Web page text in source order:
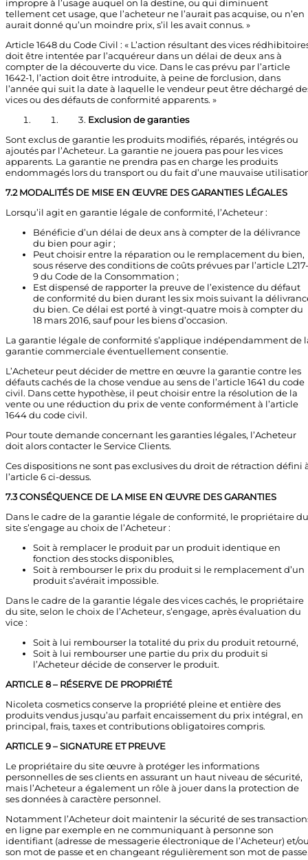
impropre à l’usage auquel on la destine, ou qui diminuent
tellement cet usage, que l’acheteur ne l’aurait pas acquise, ou n’en
aurait donné qu’un moindre prix, s’il les avait connus. »
Article 1648 du Code Civil : « L’action résultant des vices
doit être intentée par l’acquéreur dans un délai de deux ans à
compter de la découverte du vice. Dans le cas prévu par l’article
1642-1, l’action doit être introduite, à peine de forclusion, dans
l’année qui suit la date à laquelle le vendeur peut être déchargé
vices ou des défauts de conformité apparents. »
Exclusion de garanties
Sont exclus de garantie les produits modifiés, réparés, intégrés ou
ajoutés par l’Acheteur. La garantie ne jouera pas pour les vices
apparents. La garantie ne prendra pas en charge les produits
endommagés lors du transport ou du fait d’une mauvaise
7.2 MODALITÉS DE MISE EN ŒUVRE DES GARANTIES LÉGALES
Lorsqu’il agit en garantie légale de conformité, l’Acheteur :
Bénéficie d’un délai de deux ans à compter de la délivrance
du bien pour agir ;
Peut choisir entre la réparation ou le remplacement du bien,
sous réserve des conditions de coûts prévues par l’article L217-
9 du Code de la Consommation ;
Est dispensé de rapporter la preuve de l’existence du défaut
de conformité du bien durant les six mois suivant la
du bien. Ce délai est porté à vingt-quatre mois à compter du
18 mars 2016, sauf pour les biens d’occasion.
La garantie légale de conformité s’applique indépendamment de
garantie commerciale éventuellement consentie.
L’Acheteur peut décider de mettre en œuvre la garantie contre les
défauts cachés de la chose vendue au sens de l’article 1641 du code
civil. Dans cette hypothèse, il peut choisir entre la résolution de la
vente ou une réduction du prix de vente conformément à l’article
1644 du code civil.
Pour toute demande concernant les garanties légales, l’Acheteur
doit alors contacter le Service Clients.
Ces dispositions ne sont pas exclusives du droit de rétraction défini
l’article 6 ci-dessus.
7.3 CONSÉQUENCE DE LA MISE EN ŒUVRE DES GARANTIES
Dans le cadre de la garantie légale de conformité, le propriétaire du
site s’engage au choix de l’Acheteur :
Soit à remplacer le produit par un produit identique en
fonction des stocks disponibles,
Soit à rembourser le prix du produit si le remplacement d’un
produit s’avérait impossible.
Dans le cadre de la garantie légale des vices cachés, le propriétaire
du site, selon le choix de l’Acheteur, s’engage, après évaluation du
vice :
Soit à lui rembourser la totalité du prix du produit retourné,
Soit à lui rembourser une partie du prix du produit si
l’Acheteur décide de conserver le produit.
ARTICLE 8 – RÉSERVE DE PROPRIÉTÉ
Nicoleta cosmetics conserve la propriété pleine et entière des
produits vendus jusqu’au parfait encaissement du prix intégral, en
principal, frais, taxes et contributions obligatoires compris.
ARTICLE 9 – SIGNATURE ET PREUVE
Le propriétaire du site œuvre à protéger les informations
personnelles de ses clients en assurant un haut niveau de sécurité,
mais l’Acheteur a également un rôle à jouer dans la protection de
ses données à caractère personnel.
Notamment l’Acheteur doit maintenir la sécurité de ses
en ligne par exemple en ne communiquant à personne son
identifiant (adresse de messagerie électronique de l’Acheteur) et/
son mot de passe et en changeant régulièrement son mot de